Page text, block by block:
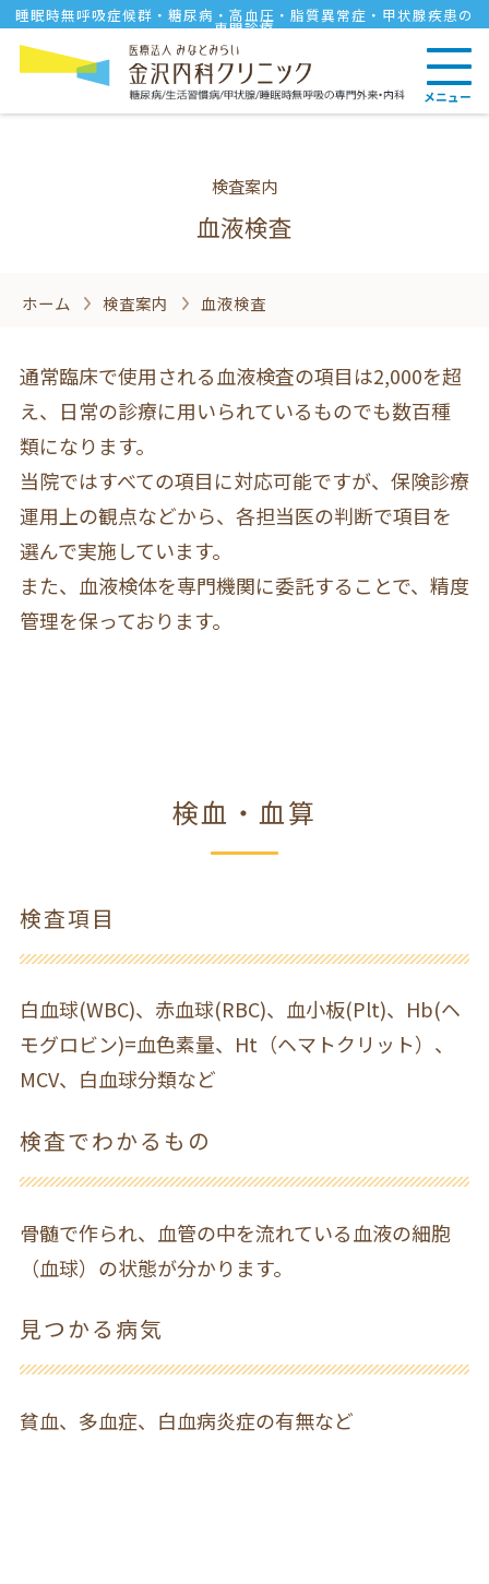
睡眠時無呼吸症候群・糖尿病・高血圧・脂質異常症・甲状腺疾患の
専門診療
メニュー
検査案内
血液検査
ホーム 検査案内 血液検査
通常臨床で使用される血液検査の項目は2,000を超
え、日常の診療に用いられているものでも数百種
類になります。
当院ではすべての項目に対応可能ですが、保険診療
運用上の観点などから、各担当医の判断で項目を
選んで実施しています。
また、血液検体を専門機関に委託することで、精度
管理を保っております。
検血・血算
検査項目
白血球(WBC)、赤血球(RBC)、血小板(Plt)、Hb(ヘ
モグロビン)=血色素量、Ht（ヘマトクリット）、
MCV、白血球分類など
検査でわかるもの
骨髄で作られ、血管の中を流れている血液の細胞
（血球）の状態が分かります。
見つかる病気
貧血、多血症、白血病炎症の有無など